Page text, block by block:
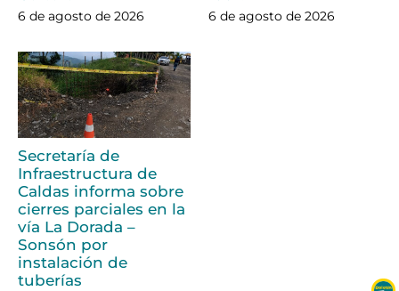
6 de agosto de 2026 6 de agosto de 2026
Secretaría de
Infraestructura de
Caldas informa sobre
cierres parciales en la
vía La Dorada –
Sonsón por
instalación de
tuberías